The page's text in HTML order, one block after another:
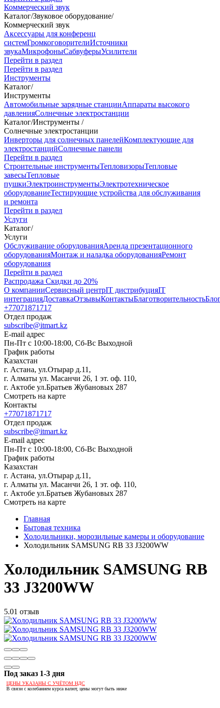
Коммерческий звук
Каталог/Звуковое оборудование/
Коммерческий звук
Аксессуары для конференц
системГромкоговорителиИсточники
звукаМикрофоныСабвуферыУсилители
Перейти в раздел
Перейти в раздел
Инструменты
Каталог/
Инструменты
Автомобильные зарядные станцииАппараты высокого
давленияСолнечные электростанции
Каталог/Инструменты /
Солнечные электростанции
Инверторы для солнечных панелейКомплектующие для
электростанцийСолнечные панели
Перейти в раздел
Строительные инструментыТепловизорыТепловые
завесыТепловые
пушкиЭлектроинструментыЭлектротехническое
оборудованиеТестирующие устройства для обслуживания
и ремонта
Перейти в раздел
Услуги
Каталог/
Услуги
Oбслуживание оборудованияАренда презентационного
оборудованияМонтаж и наладка оборудованияРемонт
оборудования
Перейти в раздел
Распродажа Скидки до 20%
О компанииСервисный центрIT дистрибуцияIT
интеграцияДоставкаОтзывыКонтактыБлаготворительность
+77071871717
Отдел продаж
subscribe@itmart.kz
E-mail адрес
Пн-Пт с 10:00-18:00, Сб-Вс Выходной
График работы
Казахстан
г. Астана, ул.Отырар д.11,
г. Алматы ул. Масанчи 26, 1 эт. оф. 110,
г. Актобе ул.Братьев Жубановых 287
Смотреть на карте
Контакты
+77071871717
Отдел продаж
subscribe@itmart.kz
E-mail адрес
Пн-Пт с 10:00-18:00, Сб-Вс Выходной
График работы
Казахстан
г. Астана, ул.Отырар д.11,
г. Алматы ул. Масанчи 26, 1 эт. оф. 110,
г. Актобе ул.Братьев Жубановых 287
Смотреть на карте
Главная
Бытовая техника
Холодильники, морозильные камеры и оборудование
Холодильник SAMSUNG RB 33 J3200WW
Холодильник SAMSUNG RB
33 J3200WW
5.01 отзыв
Под заказ 1-3 дня
ЦЕНЫ УКАЗАНЫ С УЧЁТОМ НДС
В связи с колебанием курса валют, цены могут быть ниже